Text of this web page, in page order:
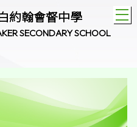
約翰會督中學
SECONDARY SCHOOL